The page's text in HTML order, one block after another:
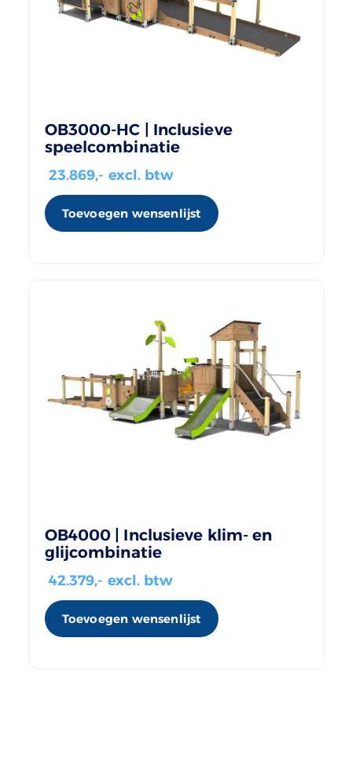
OB3000-HC | Inclusieve
speelcombinatie
23.869,- excl. btw
Toevoegen wensenlijst
OB4000 | Inclusieve klim- en
glijcombinatie
42.379,- excl. btw
Toevoegen wensenlijst